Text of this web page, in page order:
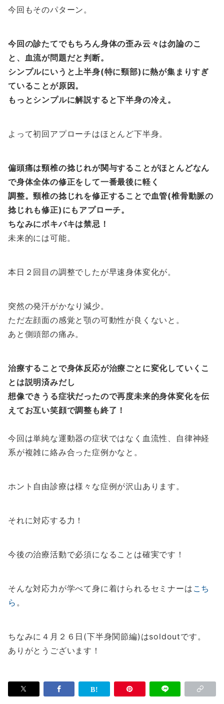
今回もそのパターン。
今回の診たてでもちろん身体の歪み云々は勿論のこ
と、血流が問題だと判断。
シンプルにいうと上半身(特に頸部)に熱が集まりすぎ
ていることが原因。
もっとシンプルに解説すると下半身の冷え。
よって初回アプローチはほとんど下半身。
偏頭痛は頸椎の捻じれが関与することがほとんどなん
で身体全体の修正をして一番最後に軽く
調整。頸椎の捻じれを修正することで血管(椎骨動脈の
捻じれも修正)にもアプローチ。
ちなみにボキバキは禁忌！
未来的には可能。
本日２回目の調整でしたが早速身体変化が。
突然の発汗がかなり減少。
ただ左顔面の感覚と顎の可動性が良くないと。
あと側頭部の痛み。
治療することで身体反応が治療ごとに変化していくこ
とは説明済みだし
想像できうる症状だったので再度未来的身体変化を伝
えてお互い笑顔で調整も終了！
今回は単純な運動器の症状ではなく血流性、自律神経
系が複雑に絡み合った症例かなと。
ホント自由診療は様々な症例が沢山あります。
それに対応する力！
今後の治療活動で必須になることは確実です！
そんな対応力が学べて身に着けられるセミナーは こち
ら 。
ちなみに４月２６日(下半身関節編)はsoldoutです。
ありがとうございます！